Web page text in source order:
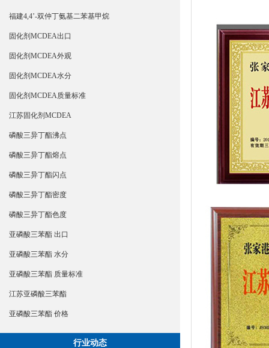
福建4,4’-双仲丁氨基二苯基甲烷
固化剂MCDEA出口
固化剂MCDEA外观
固化剂MCDEA水分
固化剂MCDEA质量标准
江苏固化剂MCDEA
磷酸三异丁酯沸点
磷酸三异丁酯熔点
磷酸三异丁酯闪点
磷酸三异丁酯密度
磷酸三异丁酯色度
亚磷酸三苯酯 出口
亚磷酸三苯酯 水分
亚磷酸三苯酯 质量标准
江苏亚磷酸三苯酯
亚磷酸三苯酯 价格
行业动态